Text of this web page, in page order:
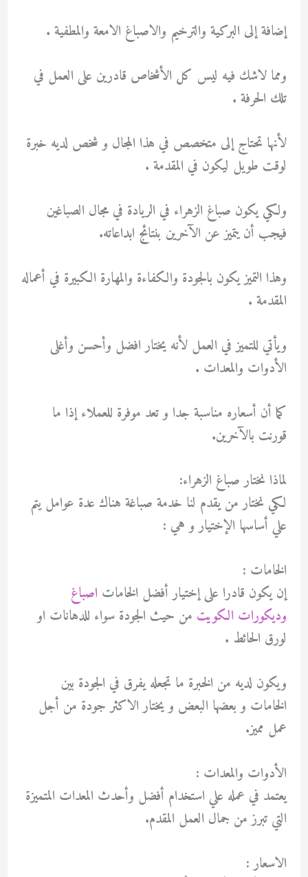
إضافة إلى البركية والترخيم والاصباغ الامعة والمطفية .
ومما لاشك فيه ليس كل الأشخاص قادرين على العمل في
تلك الحرفة .
لأنها تحتاج إلى متخصص في هذا المجال و شخص لديه خبرة
لوقت طويل ليكون في المقدمة .
ولكي يكون صباغ الزهراء في الريادة في مجال الصباغين
فيجب أن يتميز عن الآخرين بنتائج ابداعاته.
وهذا التميز يكون بالجودة والكفاءة والمهارة الكبيرة في أعماله
المقدمة .
ويأتي للتميز في العمل لأنه يختار افضل وأحسن وأغلى
الأدوات والمعدات .
كما أن أسعاره مناسبة جدا و تعد موفرة للعملاء إذا ما
قورنت بالآخرين.
لماذا نختار صباغ الزهراء:
لكي نختار من يقدم لنا خدمة صباغة هناك عدة عوامل يتم
علي أساسها الإختيار و هي :
الخامات :
إن يكون قادرا على إختيار أفضل الخامات اصباغ
وديكورات الكويت من حيث الجودة سواء للدهانات او
لورق الحائط .
ويكون لديه من الخبرة ما تجعله يفرق في الجودة بين
الخامات و بعضها البعض و يختار الاكثر جودة من أجل
عمل مميز.
الأدوات والمعدات :
يعتمد في عمله علي استخدام أفضل وأحدث المعدات المتميزة
التي تبرز من جمال العمل المقدم.
الاسعار :